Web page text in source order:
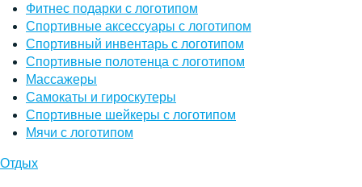
Фитнес подарки с логотипом
Спортивные аксессуары с логотипом
Спортивный инвентарь с логотипом
Спортивные полотенца с логотипом
Массажеры
Самокаты и гироскутеры
Спортивные шейкеры с логотипом
Мячи с логотипом
Отдых